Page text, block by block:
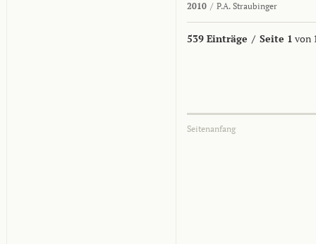
2010 / P.A. Straubinger
539 Einträge / Seite 1 von
Seitenanfang